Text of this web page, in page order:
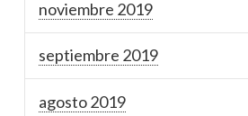
noviembre 2019
septiembre 2019
agosto 2019